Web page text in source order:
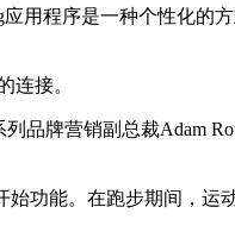
用程序是一种个性化的
连接。
品牌营销副总裁Adam
功能。在跑步期间，